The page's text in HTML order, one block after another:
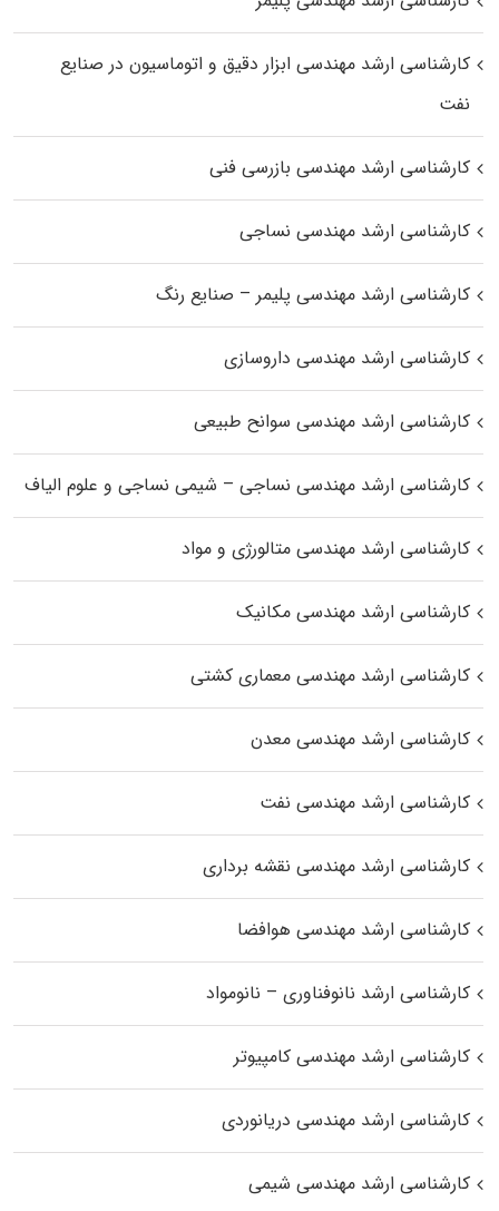
کارشناسی ارشد مهندسی ابزار دقیق و اتوماسیون در صنایع
نفت
کارشناسی ارشد مهندسی بازرسی فنی
کارشناسی ارشد مهندسی نساجی
کارشناسی ارشد مهندسی پلیمر – صنایع رنگ
کارشناسی ارشد مهندسی داروسازی
کارشناسی ارشد مهندسی سوانح طبیعی
کارشناسی ارشد مهندسی نساجی – شیمی نساجی و علوم الیاف
کارشناسی ارشد مهندسی متالورژی و مواد
کارشناسی ارشد مهندسی مکانیک
کارشناسی ارشد مهندسی معماری کشتی
کارشناسی ارشد مهندسی معدن
کارشناسی ارشد مهندسی نفت
کارشناسی ارشد مهندسی نقشه برداری
کارشناسی ارشد مهندسی هوافضا
کارشناسی ارشد نانوفناوری – نانومواد
کارشناسی ارشد مهندسی کامپیوتر
کارشناسی ارشد مهندسی دریانوردی
کارشناسی ارشد مهندسی شیمی